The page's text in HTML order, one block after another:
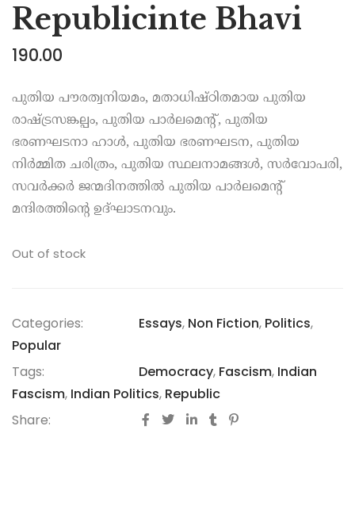
Republicinte Bhavi
190.00
പുതിയ പൗരത്വനിയമം, മതാധിഷ്ഠിതമായ പുതിയ
രാഷ്ട്രസങ്കല്പം, പുതിയ പാർലമെന്റ്, പുതിയ
ഭരണഘടനാ ഹാൾ, പുതിയ ഭരണഘടന, പുതിയ
നിർമ്മിത ചരിത്രം, പുതിയ സ്ഥലനാമങ്ങൾ, സർവോപരി,
സവർക്കർ ജന്മദിനത്തിൽ പുതിയ പാർലമെന്റ്
മന്ദിരത്തിന്റെ ഉദ്ഘാടനവും.
Out of stock
Categories: Essays, Non Fiction, Politics,
Popular
Tags:
Democracy, Fascism, Indian
Fascism, Indian Politics, Republic
Share: